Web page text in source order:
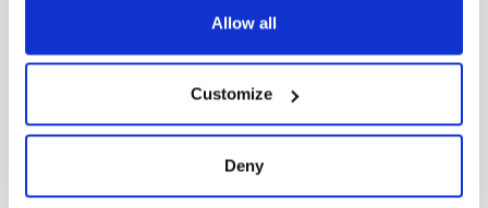
Allow all
Customize
Deny
401
20.5 2956